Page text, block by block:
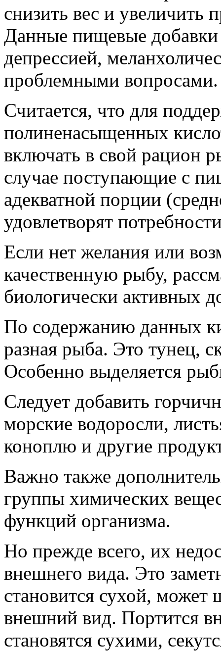
снизить вес и увеличить
Данные пищевые добавки
депрессией,
проблемными вопросами.
Считается, что для
полиненасыщенных
включать в свой рацион
случае поступающие с
адекватной порции
удовлетворят
Если нет желания или
качественную рыбу,
биологически активных
По содержанию данных
разная рыба. Это тунец,
Особенно выделяется
Следует добавить
морские водоросли,
коноплю и другие
Важно также
группы химических
функций организма.
Но прежде всего, их
внешнего вида. Это
становится сухой,
внешний вид. Портится
становятся сухими,